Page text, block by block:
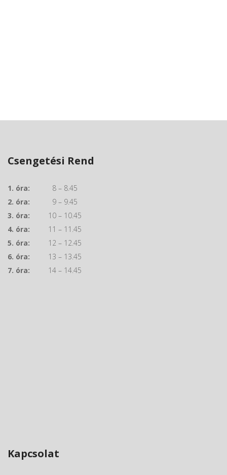
Csengetési Rend
1. óra: 8 – 8.45
2. óra: 9 – 9.45
3. óra: 10 – 10.45
4. óra: 11 – 11.45
5. óra: 12 – 12.45
6. óra: 13 – 13.45
7. óra: 14 – 14.45
Kapcsolat